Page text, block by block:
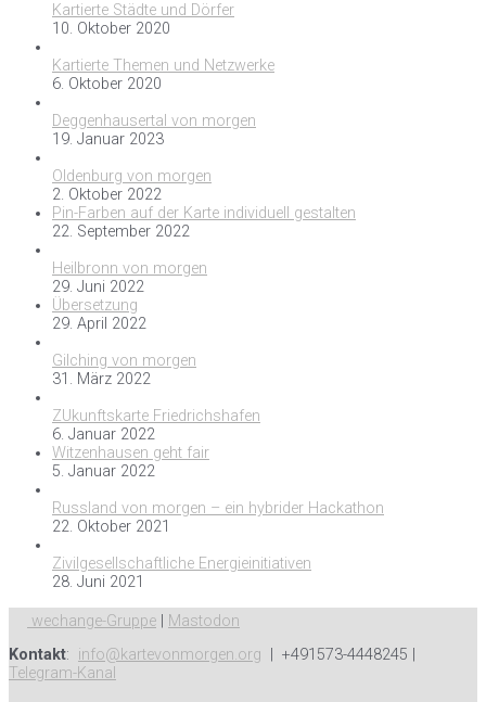
Kartierte Städte und Dörfer
10. Oktober 2020
Kartierte Themen und Netzwerke
6. Oktober 2020
Deggenhausertal von morgen
19. Januar 2023
Oldenburg von morgen
2. Oktober 2022
Pin-Farben auf der Karte individuell gestalten
22. September 2022
Heilbronn von morgen
29. Juni 2022
Übersetzung
29. April 2022
Gilching von morgen
31. März 2022
ZUkunftskarte Friedrichshafen
6. Januar 2022
Witzenhausen geht fair
5. Januar 2022
Russland von morgen – ein hybrider Hackathon
22. Oktober 2021
Zivilgesellschaftliche Energieinitiativen
28. Juni 2021
wechange-Gruppe
Mastodon
Kontakt: info@kartevonmorgen.org | +491573-4448245 |
Telegram-Kanal